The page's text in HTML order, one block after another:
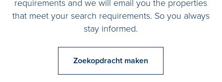
requirements and we will email you the properties
that meet your search requirements. So you always
stay informed.
Zoekopdracht maken